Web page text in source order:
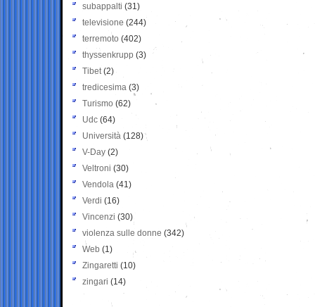
subappalti (31)
televisione(244)
terremoto (402)
thyssenkrupp (3)
Tibet(2)
tredicesima (3)
Turismo (62)
Udc (64)
Università (128)
V-Day (2)
Veltroni (30)
Vendola (41)
Verdi (16)
Vincenzi (30)
violenza sulle donne (342)
Web (1)
Zingaretti (10)
zingari (14)